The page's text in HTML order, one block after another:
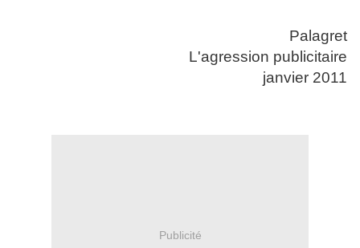
Palagret
L'agression publicitaire
janvier 2011
Publicité